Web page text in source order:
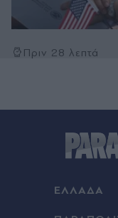
Πριν 28 λεπτά
Πριν 35 λεπτά
"Σεισμός" στην
ΕΛΛΑΔΑ